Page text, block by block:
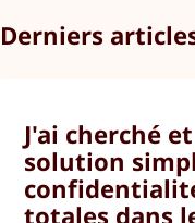
Derniers
J'ai cherché
solution
totales dans